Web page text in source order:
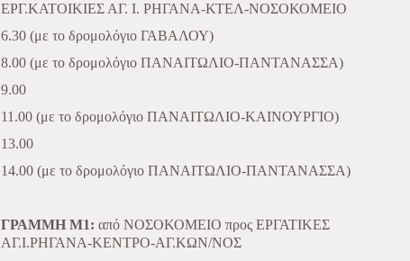
ΕΡΓ.ΚΑΤΟΙΚΙΕΣ ΑΓ. Ι. ΡΗΓΑΝΑ-ΚΤΕΛ-ΝΟΣΟΚΟΜΕΙΟ
6.30 (με το δρομολόγιο ΓΑΒΑΛΟΥ)
8.00 (με το δρομολόγιο ΠΑΝΑΙΤΩΛΙΟ-ΠΑΝΤΑΝΑΣΣΑ)
9.00
11.00 (με το δρομολόγιο ΠΑΝΑΙΤΩΛΙΟ-ΚΑΙΝΟΥΡΓΙΟ)
13.00
14.00 (με το δρομολόγιο ΠΑΝΑΙΤΩΛΙΟ-ΠΑΝΤΑΝΑΣΣΑ)
ΓΡΑΜΜΗ Μ1: από ΝΟΣΟΚΟΜΕΙΟ προς ΕΡΓΑΤΙΚΕΣ
ΑΓ.Ι.ΡΗΓΑΝΑ-ΚΕΝΤΡΟ-ΑΓ.ΚΩΝ/ΝΟΣ